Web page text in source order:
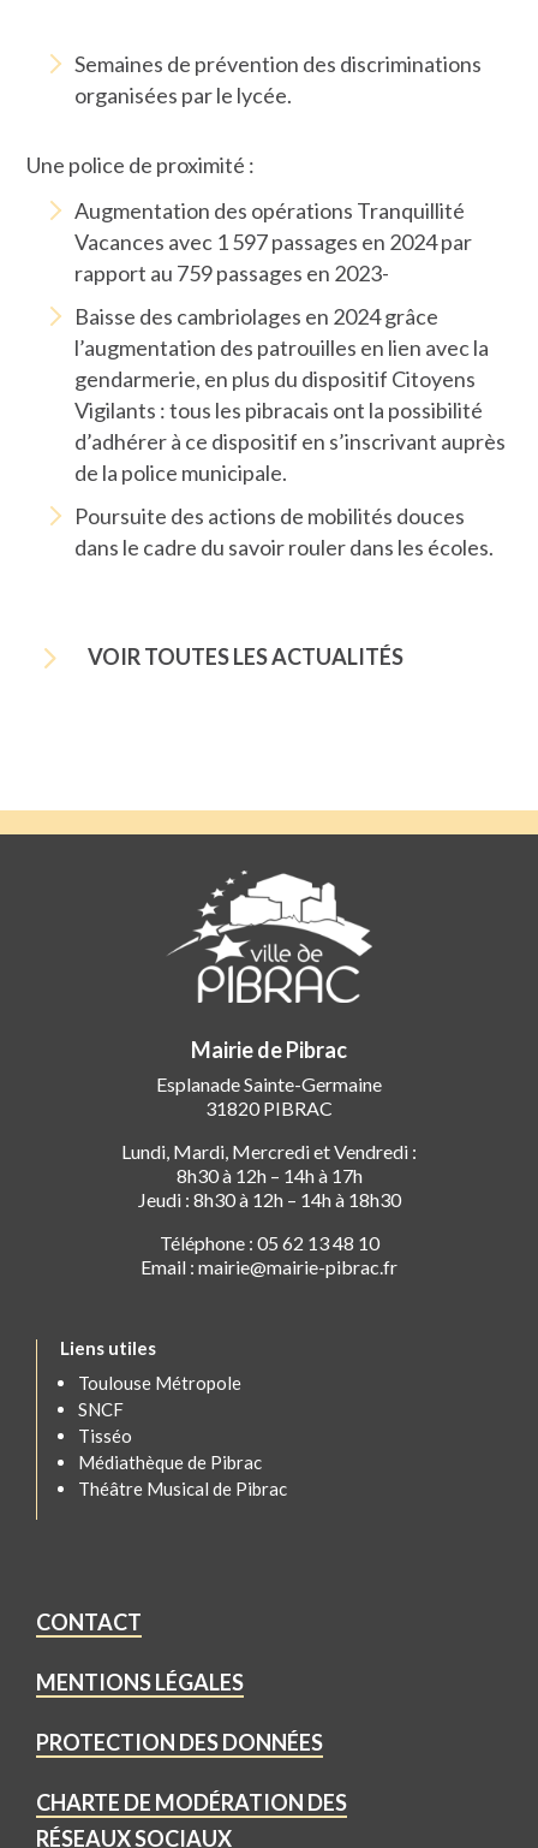
Semaines de prévention des discriminations
organisées par le lycée.
Une police de proximité :
Augmentation des opérations Tranquillité
Vacances avec 1 597 passages en 2024 par
rapport au 759 passages en 2023-
Baisse des cambriolages en 2024 grâce
l’augmentation des patrouilles en lien avec la
gendarmerie, en plus du dispositif Citoyens
Vigilants : tous les pibracais ont la possibilité
d’adhérer à ce dispositif en s’inscrivant auprès
de la police municipale.
Poursuite des actions de mobilités douces
dans le cadre du savoir rouler dans les écoles.
5 VOIR TOUTES LES ACTUALITÉS
Mairie de Pibrac
Esplanade Sainte-Germaine
31820 PIBRAC
Lundi, Mardi, Mercredi et Vendredi :
8h30 à 12h – 14h à 17h
Jeudi : 8h30 à 12h – 14h à 18h30
Téléphone : 05 62 13 48 10
Email : mairie@mairie-pibrac.fr
Liens utiles
Toulouse Métropole
SNCF
Tisséo
Médiathèque de Pibrac
Théâtre Musical de Pibrac
CONTACT
MENTIONS LÉGALES
PROTECTION DES DONNÉES
CHARTE DE MODÉRATION DES
RÉSEAUX SOCIAUX